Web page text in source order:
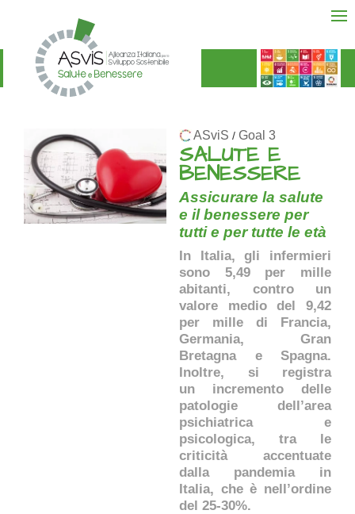
ASviS / Goal 3
SALUTE E
BENESSERE
Assicurare la salute
e il benessere per
tutti e per tutte le età
In Italia, gli infermieri
sono 5,49 per mille
abitanti, contro un
valore medio del 9,42
per mille di Francia,
Germania, Gran
Bretagna e Spagna.
Inoltre, si registra
un incremento delle
patologie dell’area
psichiatrica e
psicologica, tra le
criticità accentuate
dalla pandemia in
Italia, che è nell’ordine
del 25-30%.